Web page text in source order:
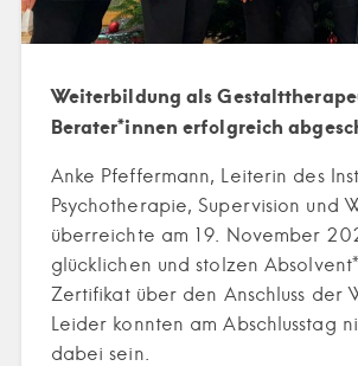
Weiterbildung als
Berater*innen erfolgreich
Anke Pfeffermann, Leiterin des
Psychotherapie, Supervision und
überreichte am 19. November
glücklichen und stolzen
Zertifikat über den Anschluss der
Leider konnten am Abschlusstag
dabei sein.